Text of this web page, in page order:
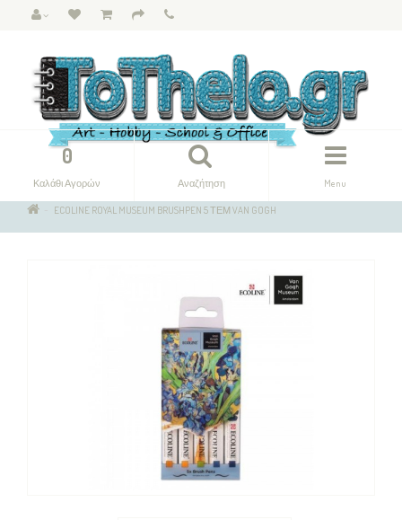
Menu
Αναζήτηση
0
Καλάθι Αγορών
ECOLINE ROYAL MUSEUM BRUSHPEN 5 ΤΕΜ VAN GOGH